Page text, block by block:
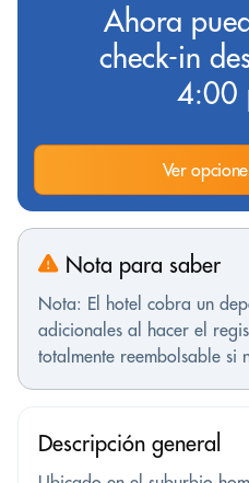
Ahora
check-in
4:00
Ver
Nota para saber
Nota: El hotel cobra un
adicionales al hacer el
totalmente reembolsable si
Descripción general